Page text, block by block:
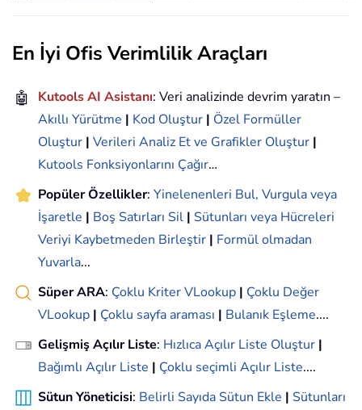
En İyi Ofis Verimlilik Araçları
🤖 Kutools AI Asistanı: Veri analizinde devrim yaratın –
Akıllı Yürütme | Kod Oluştur | Özel Formüller
Oluştur | Verileri Analiz Et ve Grafikler Oluştur |
Kutools Fonksiyonlarını Çağır…
Popüler Özellikler: Yinelenenleri Bul, Vurgula veya
İşaretle | Boş Satırları Sil | Sütunları veya Hücreleri
Veriyi Kaybetmeden Birleştir | Formül olmadan
Yuvarla...
Süper ARA: Çoklu Kriter VLookup | Çoklu Değer
VLookup | Çoklu sayfa araması | Bulanık Eşleme....
Gelişmiş Açılır Liste: Hızlıca Açılır Liste Oluştur |
Bağımlı Açılır Liste | Çoklu seçimli Açılır Liste....
Sütun Yöneticisi: Belirli Sayıda Sütun Ekle | Sütunları